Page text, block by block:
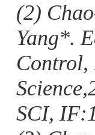
(2)
Yang*.
Control,
Science
SCI,